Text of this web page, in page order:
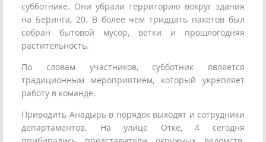
субботнике. Они убрали территорию вокруг здания
на Беринга, 20. В более чем тридцать пакетов был
собран бытовой мусор, ветки и прошлогодняя
растительность.
По словам участников, субботник является
традиционным мероприятием, который укрепляет
работу в команде.
Приводить Анадырь в порядок выходят и сотрудники
департаментов. На улице Отке, 4 сегодня